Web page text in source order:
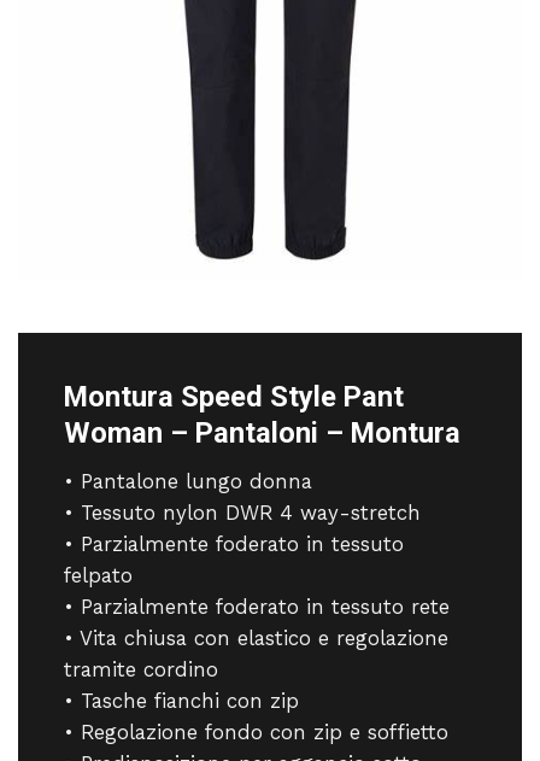
Montura Speed Style Pant
Woman – Pantaloni – Montura
• Pantalone lungo donna
• Tessuto nylon DWR 4 way-stretch
• Parzialmente foderato in tessuto
felpato
• Parzialmente foderato in tessuto rete
• Vita chiusa con elastico e regolazione
tramite cordino
• Tasche fianchi con zip
• Regolazione fondo con zip e soffietto